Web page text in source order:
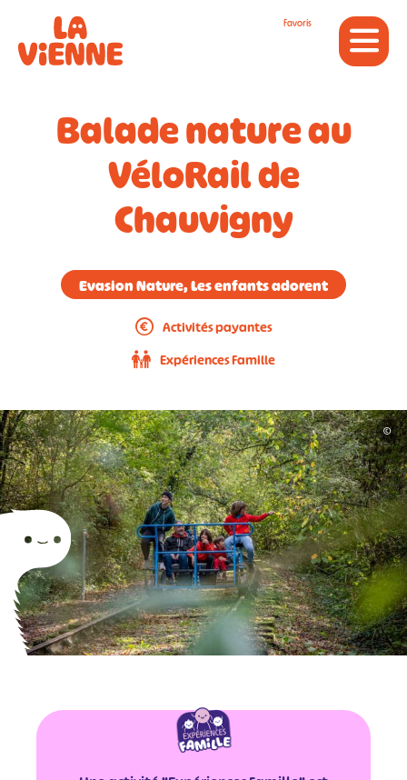
Favoris
Balade nature au
VéloRail de
Chauvigny
Evasion Nature, Les enfants adorent
Activités payantes
Expériences Famille
©